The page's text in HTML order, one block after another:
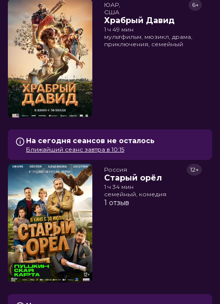
ЮАР,
США
Храбрый Давид
6+
1 ч 49 мин
мультфильм, мюзикл, драма,
приключения, семейный
На сегодня сеансов не осталось
Ближайший сеанс завтра в 10:15
Россия
Старый орёл
12+
1 ч 34 мин
семейный, комедия
1 отзыв